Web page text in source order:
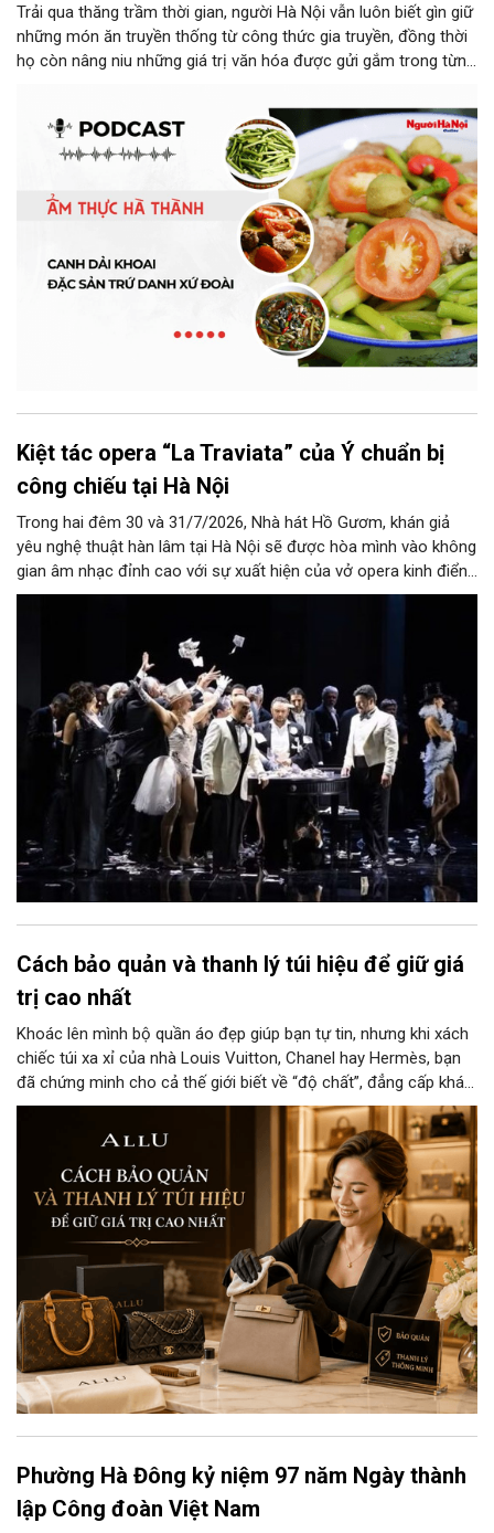
Trải qua thăng trầm thời gian, người Hà Nội vẫn luôn biết gìn giữ
những món ăn truyền thống từ công thức gia truyền, đồng thời
họ còn nâng niu những giá trị văn hóa được gửi gắm trong từng
thức. Và canh dải khoai là một món ăn như thế.
Kiệt tác opera “La Traviata” của Ý chuẩn bị
công chiếu tại Hà Nội
Trong hai đêm 30 và 31/7/2026, Nhà hát Hồ Gươm, khán giả
yêu nghệ thuật hàn lâm tại Hà Nội sẽ được hòa mình vào không
gian âm nhạc đỉnh cao với sự xuất hiện của vở opera kinh điển
“La Traviata”.
Cách bảo quản và thanh lý túi hiệu để giữ giá
trị cao nhất
Khoác lên mình bộ quần áo đẹp giúp bạn tự tin, nhưng khi xách
chiếc túi xa xỉ của nhà Louis Vuitton, Chanel hay Hermès, bạn
đã chứng minh cho cả thế giới biết về “độ chất”, đẳng cấp khác
biệt và gu thẩm mỹ tinh tế của người chủ sở hữu. Nếu bạn
muốn giữ những chiếc túi này mới nguyên như vừa bóc tem hay
đôi khi cần thanh lý cho các cửa hàng với giá cao thì đừng bỏ
qua cách bảo quản chính xác nhất dưới đây nhé.
Phường Hà Đông kỷ niệm 97 năm Ngày thành
lập Công đoàn Việt Nam